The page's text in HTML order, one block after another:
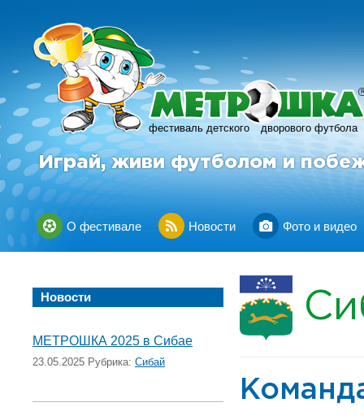
фестиваль детского дворового футбола
R
Играй, живи футболом и
О фестивале Новости Фото и видео
Новости
МЕТРОШКА 2025 в Сибае
23.05.2025 Рубрика: Сибай